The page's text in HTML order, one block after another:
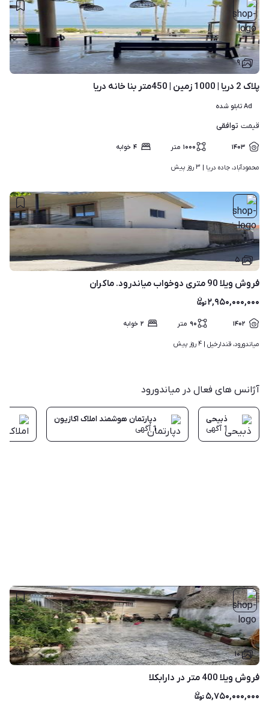
۹
پلاک 2 دریا | 1000 زمین | 450متر بنا خانه دریا
Ad تابلو شده
قیمت توافقی
۱۴۰۳ ۱۰۰۰ متر ۴ خوابه
محمودآباد، جاده دریا | ۳ روز پیش
۵
فروش ویلا 90 متری دوخواب میاندرود. ماکران
۲,۹۵۰,۰۰۰,۰۰۰
۱۴۰۲ ۹۰ متر ۲ خوابه
میاندورود، قندارخیل | ۴ روز پیش
آژانس های فعال در میاندورود
ذبیحی
1 آگهی
دپارتمان هوشمند املاک اکازیون
1 آگهی
۱۰
فروش ویلا 400 متر در دارابکلا
۵,۷۵۰,۰۰۰,۰۰۰